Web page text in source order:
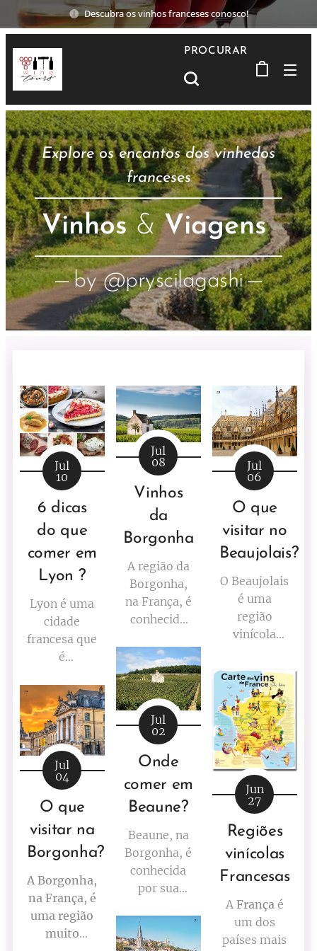
Descubra os vinhos franceses conosco!
PROCURAR
Explore os encantos dos vinhedos
franceses
Vinhos&Viagens
by @pryscilagashi
Jul
10
6 dicas
do que
comer em
Lyon ?
Lyon é uma
cidade
francesa que
é
uma capital
gastronômica,
famosa por
sua rica
culinária
regional.
Jul
08
Vinhos
da
Borgonha
A região da
Borgonha,
na França, é
conhecida
alguns dos
vinhos mais
renomados
do mundo.
Jul
06
O que
visitar no
Beaujolais?
O Beaujolais
é uma
região
vinícola
França,
conhecida
por seus
vinhos
tintos leves
e frutados,
feitos
principalmente
com a uva
Gamay.
Jul
04
O que
visitar na
Borgonha?
A Borgonha,
na França, é
uma região
muito
Jul
02
Onde
comer em
Beaune?
Beaune, na
Borgonha, é
conhecida
por sua
culinária e
sua ampla
Jun
27
Regiões
vinícolas
Francesas
A França é
um dos
países mais